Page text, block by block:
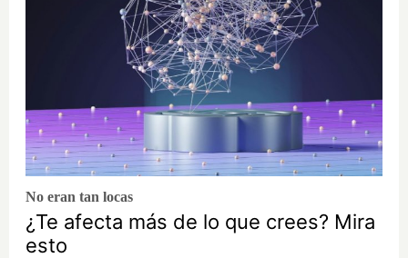
No eran tan locas
¿Te afecta más de lo que crees? Mira
esto